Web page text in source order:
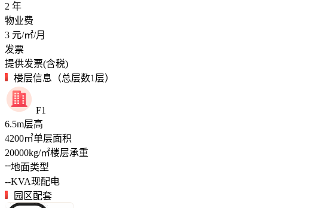
2 年
物业费
3 元/㎡/月
发票
提供发票(含税)
楼层信息（总层数1层）
F1
6.5m层高
4200㎡单层面积
20000kg/㎡楼层承重
--地面类型
--KVA现配电
园区配套